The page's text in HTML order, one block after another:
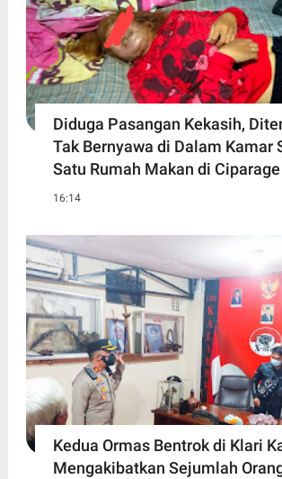
Diduga Pasangan Kekasih,
Tak Bernyawa di Dalam Kamar
Satu Rumah Makan di
16:14
Kedua Ormas Bentrok di Klari
Mengakibatkan Sejumlah